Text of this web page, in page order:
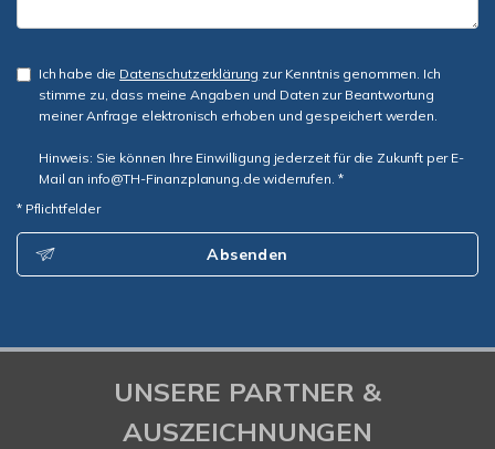
Ich habe die Datenschutzerklärung zur Kenntnis genommen. Ich
stimme zu, dass meine Angaben und Daten zur Beantwortung
meiner Anfrage elektronisch erhoben und gespeichert werden.
Hinweis: Sie können Ihre Einwilligung jederzeit für die Zukunft per E-
Mail an info@TH-Finanzplanung.de widerrufen. *
* Pflichtfelder
Absenden
UNSERE PARTNER &
AUSZEICHNUNGEN